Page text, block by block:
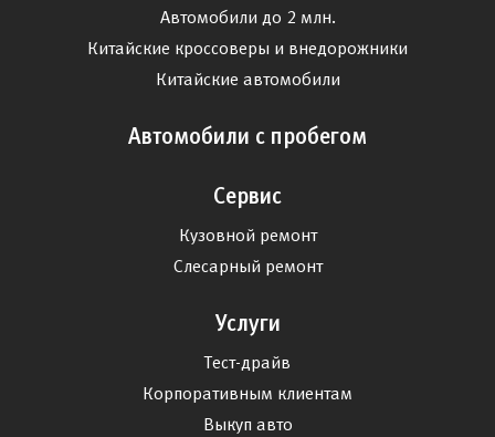
Автомобили до 2 млн.
Китайские кроссоверы и внедорожники
Китайские автомобили
Автомобили с пробегом
Сервис
Кузовной ремонт
Слесарный ремонт
Услуги
Тест-драйв
Корпоративным клиентам
Выкуп авто